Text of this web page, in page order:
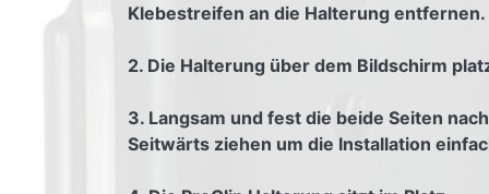
Klebestreifen an die Halterung entfernen.
2. Die Halterung über dem Bildschirm
3. Langsam und fest die beide Seiten
Seitwärts ziehen um die Installation